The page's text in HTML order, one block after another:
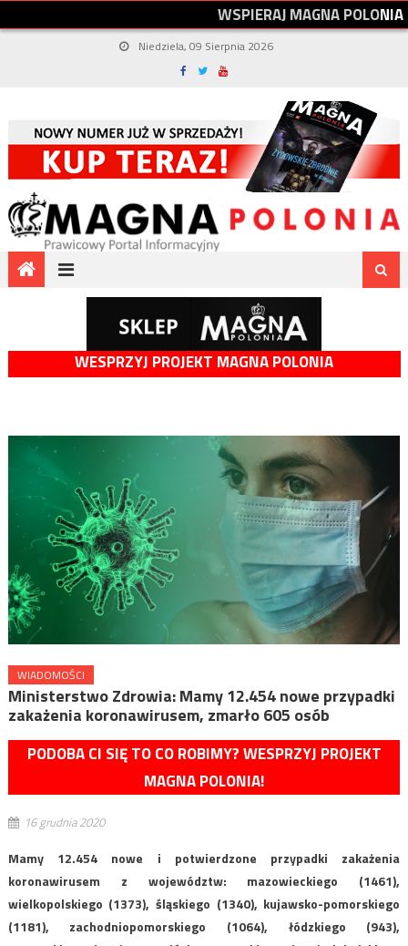
WSPIERAJMAGNAPOLONIA
Niedziela, 09 Sierpnia 2026
WESPRZYJ PROJEKT MAGNA POLONIA
WIADOMOŚCI
Ministerstwo Zdrowia: Mamy 12.454 nowe przypadki
zakażenia koronawirusem, zmarło 605 osób
PODOBA CI SIĘ TO CO ROBIMY? WESPRZYJ PROJEKT
MAGNA POLONIA!
16 grudnia 2020
Mamy 12.454 nowe i potwierdzone przypadki zakażenia
koronawirusem z województw: mazowieckiego (1461),
wielkopolskiego (1373), śląskiego (1340), kujawsko-pomorskiego
(1181), zachodniopomorskiego (1064), łódzkiego (943),